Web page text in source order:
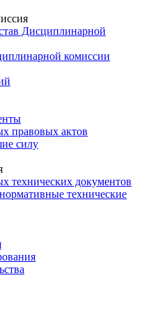
Дисциплинарной
комиссии
правовых актов
силу
технических документов
технические